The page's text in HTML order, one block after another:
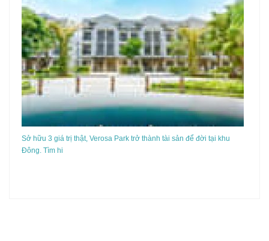
Sở hữu 3 giá trị thật, Verosa Park trở thành tài sản để đời tại khu
Đông. Tìm hi